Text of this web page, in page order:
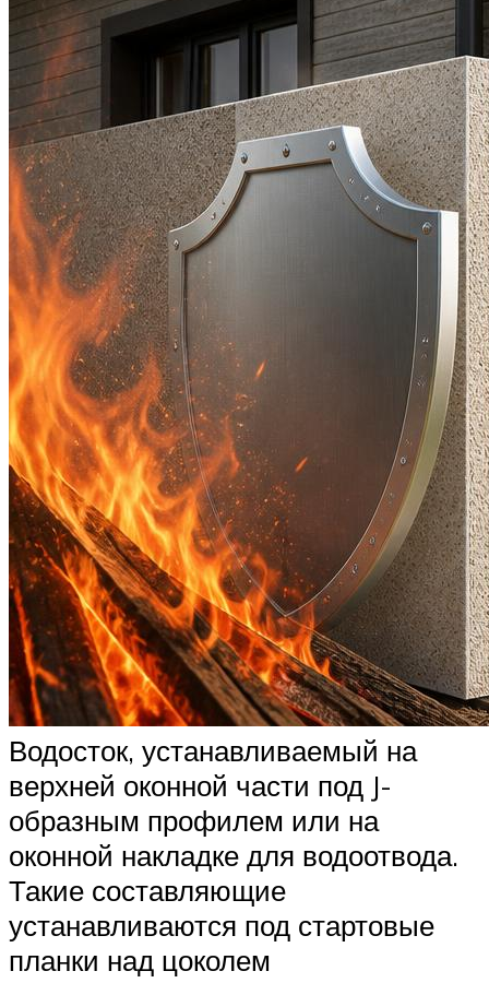
Водосток, устанавливаемый на
верхней оконной части под J-
образным профилем или на
оконной накладке для водоотвода.
Такие составляющие
устанавливаются под стартовые
планки над цоколем